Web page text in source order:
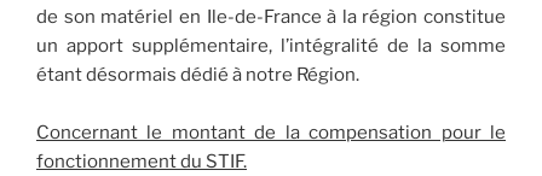
de son matériel en Ile-de-France à la région constitue
un apport supplémentaire, l’intégralité de la somme
étant désormais dédié à notre Région.
Concernant le montant de la compensation pour le
fonctionnement du STIF.